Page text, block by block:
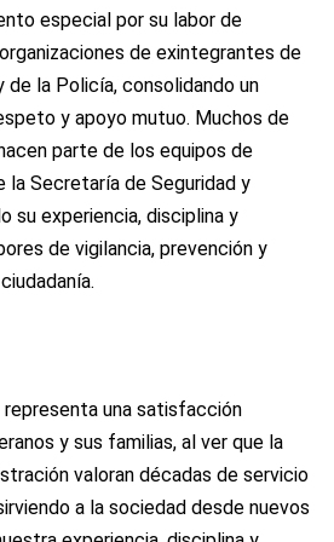
especial por su labor de
de exintegrantes de
de la Policía, consolidando un
y apoyo mutuo. Muchos de
parte de los equipos de
la Secretaría de Seguridad y
su experiencia, disciplina y
de vigilancia, prevención y
una satisfacción
y sus familias, al ver que la
valoran décadas de servicio
a la sociedad desde nuevos